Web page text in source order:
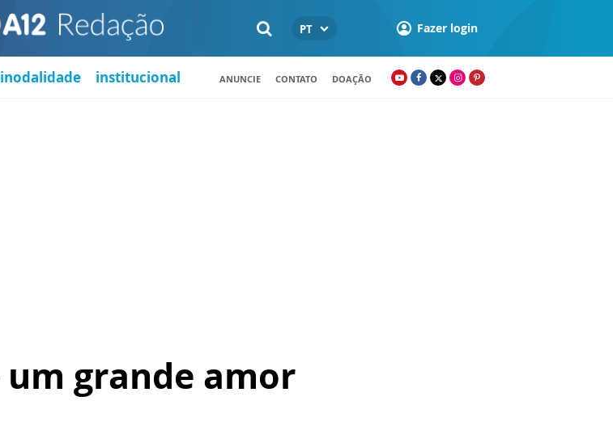
PT Fazer login
institucional ANUNCIE CONTATO DOAÇÃO
grande amor